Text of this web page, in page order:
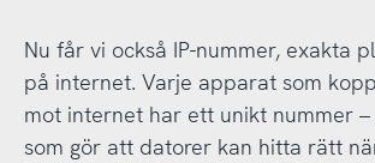
Nu får vi också IP-nummer, exakta
på internet. Varje apparat som
mot internet har ett unikt nummer
som gör att datorer kan hitta rätt